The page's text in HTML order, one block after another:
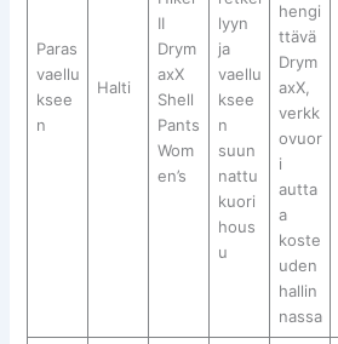
Paras
vaellu
ksee
n
Halti
II
Drym
axX
Shell
Pants
Wom
en’s
lyyn
ja
vaellu
ksee
n
suun
nattu
kuori
hous
u
hengi
ttävä
Drym
axX,
verkk
ovuor
i
autta
a
koste
uden
hallin
nassa